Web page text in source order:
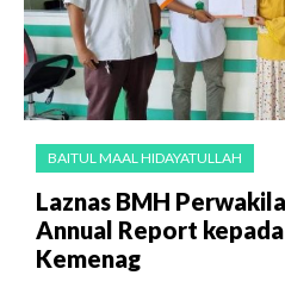
BAITUL MAAL HIDAYATULLAH
Laznas BMH
Annual Report kepada
Kemenag